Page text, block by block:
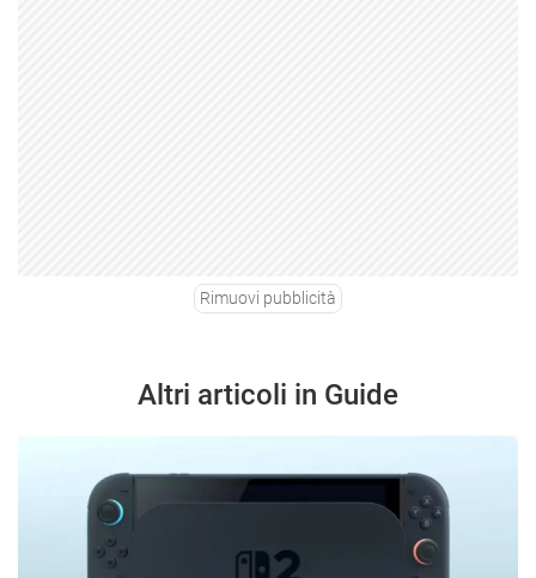
Rimuovi pubblicità
Altri articoli in Guide